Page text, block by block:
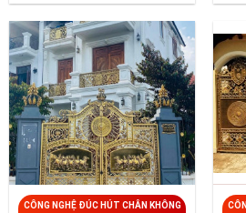
CÔNG NGHỆ ĐÚC HÚT CHÂN KHÔNG